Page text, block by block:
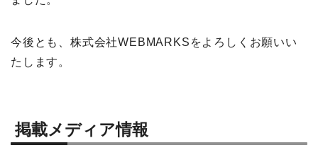
今後とも、株式会社WEBMARKSをよろしくお願いい
たします。
掲載メディア情報